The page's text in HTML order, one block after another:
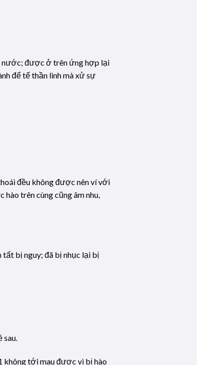
nước; được ở trên ứng hợp lại
để tế thần linh mà xử sự
đều không được nên ví với
trên cùng cũng âm nhu,
tất bị nguy; đã bị nhục lại bị
sau.
không tới mau được vì bị hào